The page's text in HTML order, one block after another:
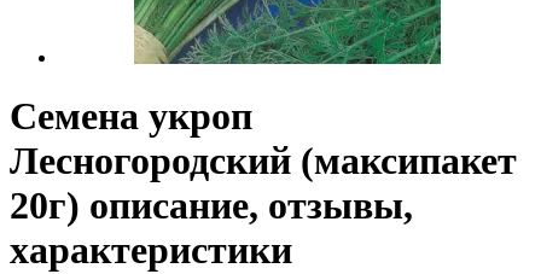
Семена укроп
Лесногородский (максипакет
20г) описание, отзывы,
характеристики